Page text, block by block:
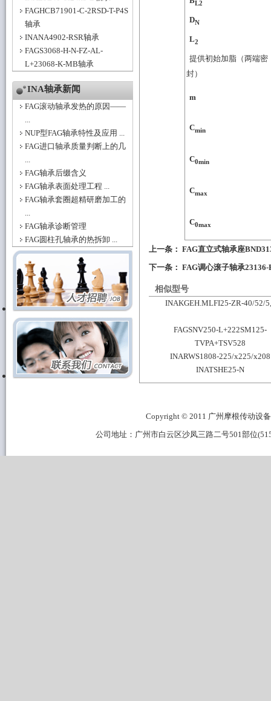
FAGHCB71901-C-2RSD-T-P4S
轴承
INANA4902-RSR轴承
FAGS3068-H-N-FZ-AL-
L+23068-K-MB轴承
INA轴承新闻
FAG滚动轴承发热的原因——
...
NUP型FAG轴承特性及应用 ...
FAG进口轴承质量判断上的几
...
FAG轴承后缀含义
FAG轴承表面处理工程 ...
FAG轴承套圈超精研磨加工的
...
FAG轴承诊断管理
FAG圆柱孔轴承的热拆卸 ...
L2
DN
L2
提供初始加脂（两端密
封）
m
Cmin
C0min
Cmax
C0max
上一条： FAG直立式轴承座
下一条： FAG调心滚子轴承
相似型号
INAKGEH.MLFI25-ZR-40/52/
FAGSNV250-L+222SM125-
TVPA+TSV528
INARWS1808-225/x225/x208
INATSHE25-N
Copyright © 2011 广州摩根传动设
公司地址：广州市白云区沙凤三路二号501部位